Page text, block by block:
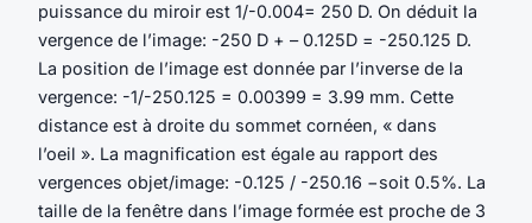
puissance du miroir est 1/-0.004= 250 D. On déduit la
vergence de l’image: -250 D + – 0.125D = -250.125 D.
La position de l’image est donnée par l’inverse de la
vergence: -1/-250.125 = 0.00399 = 3.99 mm. Cette
distance est à droite du sommet cornéen, « dans
l’oeil ». La magnification est égale au rapport des
vergences objet/image: -0.125 / -250.16 −soit 0.5%. La
taille de la fenêtre dans l’image formée est proche de 3